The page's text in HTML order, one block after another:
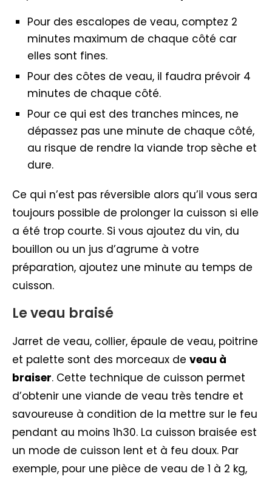
Pour des escalopes de veau, comptez 2
minutes maximum de chaque côté car
elles sont fines.
Pour des côtes de veau, il faudra prévoir 4
minutes de chaque côté.
Pour ce qui est des tranches minces, ne
dépassez pas une minute de chaque côté,
au risque de rendre la viande trop sèche et
dure.
Ce qui n’est pas réversible alors qu’il vous sera
toujours possible de prolonger la cuisson si elle
a été trop courte. Si vous ajoutez du vin, du
bouillon ou un jus d’agrume à votre
préparation, ajoutez une minute au temps de
cuisson.
Le veau braisé
Jarret de veau, collier, épaule de veau, poitrine
et palette sont des morceaux de veau à
braiser. Cette technique de cuisson permet
d’obtenir une viande de veau très tendre et
savoureuse à condition de la mettre sur le feu
pendant au moins 1h30. La cuisson braisée est
un mode de cuisson lent et à feu doux. Par
exemple, pour une pièce de veau de 1 à 2 kg,